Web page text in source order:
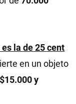
la de 25 cent
en un objeto
$15.000 y